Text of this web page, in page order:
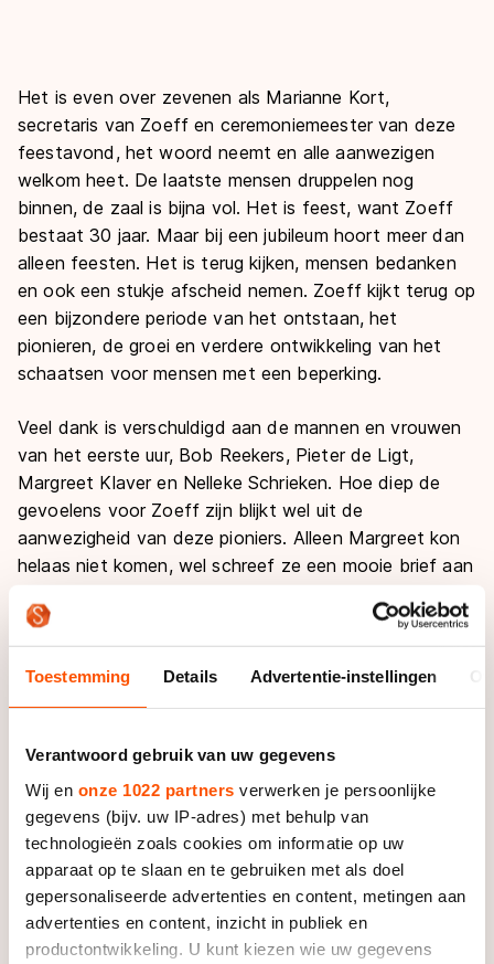
Toestemming Details Advertentie-instellingen
Verantwoord gebruik van uw gegevens
Wij en onze 1022 partners verwerken je persoonlijke
gegevens (bijv. uw IP-adres) met behulp van
technologieën zoals cookies om informatie op uw
apparaat op te slaan en te gebruiken met als doel
gepersonaliseerde advertenties en content, metingen aan
advertenties en content, inzicht in publiek en
productontwikkeling. U kunt kiezen wie uw gegevens
Deze zomer de weg op
Waar kan ik schaatsen en skaten?
Alles voor jou als schaatsfan
Evenementen
Tickets
Livestreams
Word schaatsfan!
Winacties
Olympische Spelen
Olympische Spelen
Medaille overzicht
Medaillespiegel
Olympische uitslagen
Van Jong tot Goud verhalen
Het is even over zevenen als Marianne Kort,
secretaris van Zoeff en ceremoniemeester van deze
feestavond, het woord neemt en alle aanwezigen
welkom heet. De laatste mensen druppelen nog
binnen, de zaal is bijna vol. Het is feest, want Zoeff
bestaat 30 jaar. Maar bij een jubileum hoort meer dan
alleen feesten. Het is terug kijken, mensen bedanken
en ook een stukje afscheid nemen. Zoeff kijkt terug op
een bijzondere periode van het ontstaan, het
pionieren, de groei en verdere ontwikkeling van het
schaatsen voor mensen met een beperking.
Veel dank is verschuldigd aan de mannen en vrouwen
van het eerste uur, Bob Reekers, Pieter de Ligt,
Margreet Klaver en Nelleke Schrieken. Hoe diep de
gevoelens voor Zoeff zijn blijkt wel uit de
aanwezigheid van deze pioniers. Alleen Margreet kon
helaas niet komen, wel schreef ze een mooie brief aan
Er zijn natuurlijk veel meer mensen betrokken geweest
bij Zoeff. Het is niet gepast iedereen hier proberen te
noemen en wellicht iemand te vergeten. De
betrokkene bekend zijn. Warmte, dankbaarheid en
plezier zijn immers de kernbegrippen voor iedereen die
met Zoeff te maken heeft en heeft gehad. Of je nu lid
bent, trainer, begeleider of familie.
Na de nodige plichtplegingen, waaronder het 25-jarig
jubileum van Jeanette, het afscheid van Nelleke, Cor
en Bram, het uitreiken van de diploma’s en